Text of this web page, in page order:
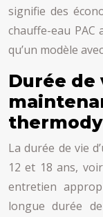
signifie des
chauffe-eau PAC
qu’un modèle
Durée
La durée de vie
12 et 18 ans,
entretien
longue durée